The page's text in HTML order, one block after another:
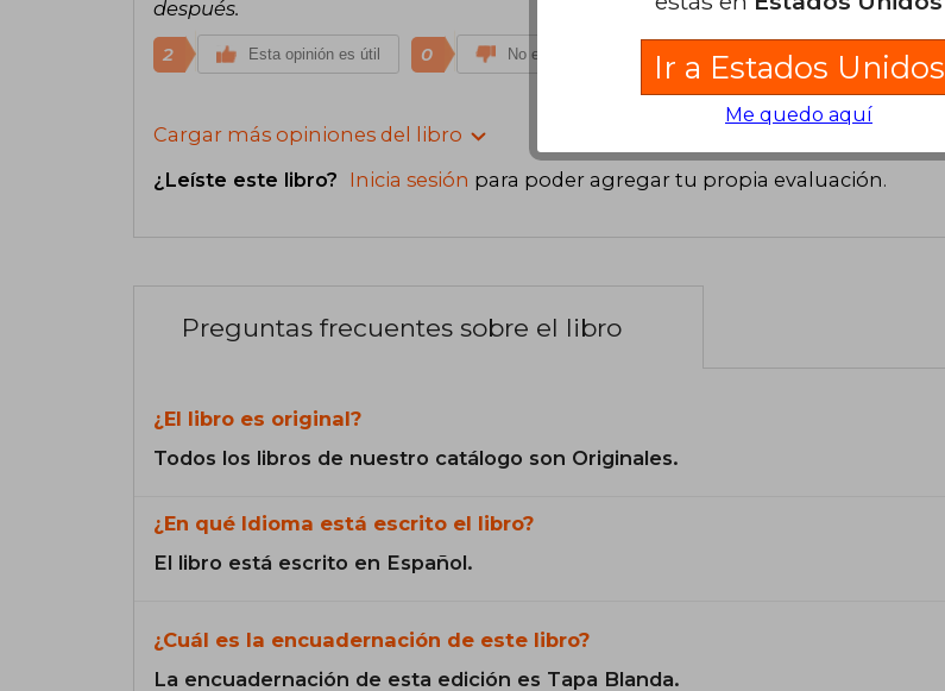
después.
2 Esta opinión es útil 0 No es útil
Cargar más opiniones del libro
¿Leíste este libro? Inicia sesión para poder agregar tu propia evaluación.
Preguntas frecuentes sobre el libro
¿El libro es original?
Todos los libros de nuestro catálogo son Originales.
¿En qué Idioma está escrito el libro?
El libro está escrito en Español.
¿Cuál es la encuadernación de este libro?
La encuadernación de esta edición es Tapa Blanda.
Ir a Estados Unidos
Me quedo aquí